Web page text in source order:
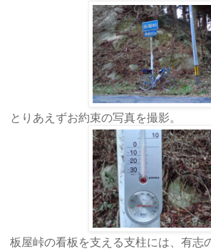
とりあえずお約束の写真を撮影。
板屋峠の看板を支える支柱には、有志